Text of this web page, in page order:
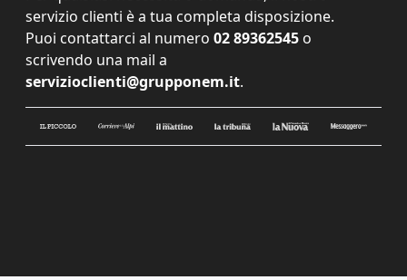
servizio clienti è a tua completa disposizione.
Puoi contattarci al numero 02 89362545 o
scrivendo una mail a
servizioclienti@grupponem.it.